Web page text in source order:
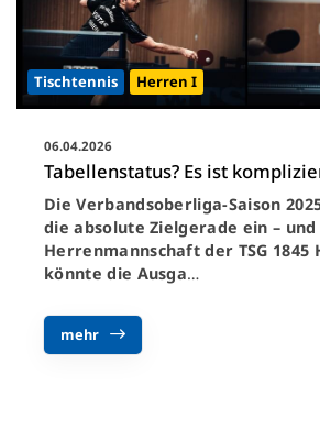
Tischtennis Herren I
06.04.2026
Tabellenstatus? Es ist
Die Verbandsoberliga-Saison
die absolute Zielgerade ein –
Herrenmannschaft der TSG 1845
könnte die Ausga…
mehr